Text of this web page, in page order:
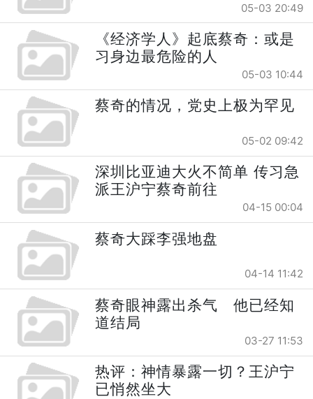
05-03 20:49
《经济学人》起底蔡奇：或是
习身边最危险的人
05-03 10:44
蔡奇的情况，党史上极为罕见
05-02 09:42
深圳比亚迪大火不简单 传习急
派王沪宁蔡奇前往
04-15 00:04
蔡奇大踩李强地盘
04-14 11:42
蔡奇眼神露出杀气 他已经知
道结局
03-27 11:53
热评：神情暴露一切？王沪宁
已悄然坐大